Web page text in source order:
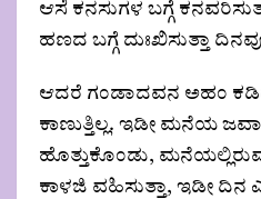
ಆಸೆ ಕನಸುಗಳ ಬಗ್ಗೆ
ಹಣದ ಬಗ್ಗೆ ದುಃಖಿಸುತ್ತಾ
ಆದರೆ ಗಂಡಾದವನ ಅಹಂ
ಕಾಣುತ್ತಿಲ್ಲ. ಇಡೀ ಮನೆಯ
ಹೊತ್ತುಕೊಂಡು,
ಕಾಳಜಿ ವಹಿಸುತ್ತಾ, ಇಡೀ ದಿನ